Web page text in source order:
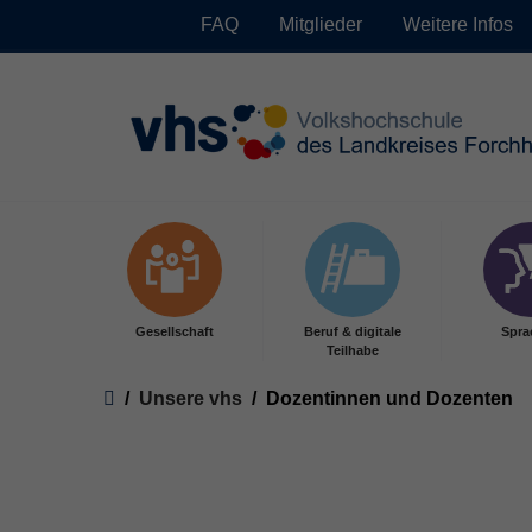
FAQ Mitglieder Weitere Infos
Gesellschaft
Beruf & digitale
Teilhabe
Unsere vhs Dozentinnen und Dozenten